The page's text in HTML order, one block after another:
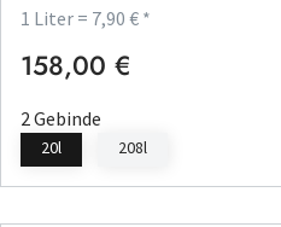
1 Liter = 7,90 € *
Regulärer Preis:
158,00 €
2 Gebinde
20l 208l